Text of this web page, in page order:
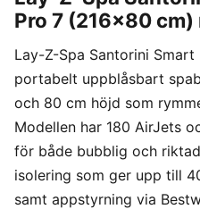
Pro 7 (216x80
Lay-Z-Spa Santorini
portabelt uppblåsbart
och 80 cm höjd som
Modellen har 180 AirJets
för både bubblig och
isolering som ger upp till
samt appstyrning via